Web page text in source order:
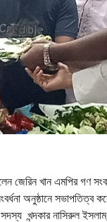
জেরিন খান এমপির গণ
অনুষ্ঠানে সভাপতিত্ব
খন্দকার নাসিরুল